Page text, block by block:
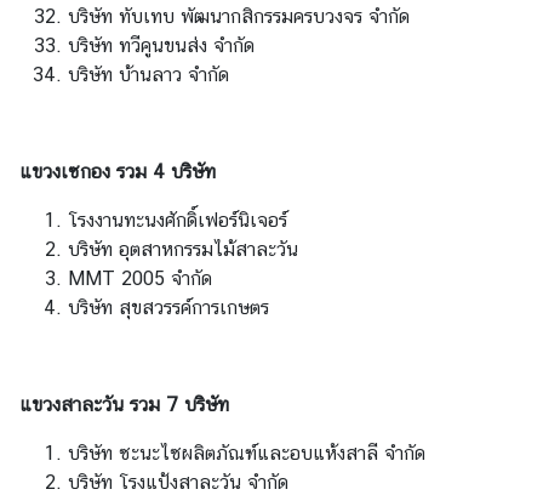
ณ
า
จั
บริษัท ทับเทบ พัฒนากสิกรรมครบวงจร จำกัด
บริษัท ทวีคูนขนส่ง จำกัด
บริษัท บ้านลาว จำกัด
แขวงเซกอง รวม 4 บริษัท
โรงงานทะนงศักดิ์เฟอร์นิเจอร์
บริษัท อุตสาหกรรมไม้สาละวัน
MMT 2005 จำกัด
บริษัท สุขสวรรค์การเกษตร
แขวงสาละวัน รวม 7 บริษัท
บริษัท ซะนะไซผลิตภัณฑ์และอบแห้งสาลี จำกัด
บริษัท โรงแป้งสาละวัน จำกัด